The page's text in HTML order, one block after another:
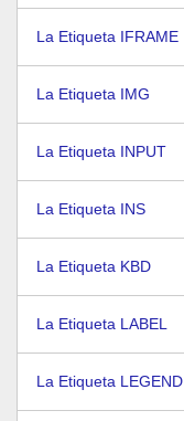
La Etiqueta IFRAME
La Etiqueta IMG
La Etiqueta INPUT
La Etiqueta INS
La Etiqueta KBD
La Etiqueta LABEL
La Etiqueta LEGEND